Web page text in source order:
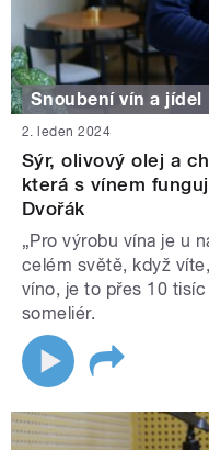
Snoubení vín a jídel
2. leden 2024
Sýr, olivový olej a
která s vínem
Dvořák
„Pro výrobu vína je u
celém světě, když
víno, je to přes 10
someliér.